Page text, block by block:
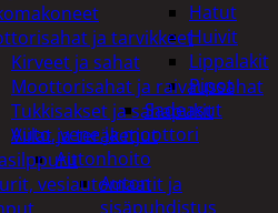
Hatut
Huivit
Lippalakit
Pipot
Sadeasut
Auto, vene ja moottori
Autonhoito
Auton
sisäpuhdistus
ja tarvikkeet
Kirveet ja sahat
Moottorisahat ja raivaussahat
Tukkisakset ja sahapukit
Viilat ja teräketjut
vesiautomaatit ja